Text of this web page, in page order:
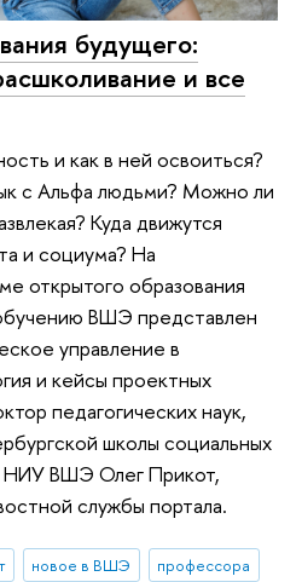
будущего:
и все
и как в ней освоиться?
с Альфа людьми? Можно ли
Куда движутся
и социума? На
открытого образования
ВШЭ представлен
управление в
и кейсы проектных
педагогических наук,
школы социальных
НИУ ВШЭ Олег Прикот,
службы портала.
новое в ВШЭ
профессора